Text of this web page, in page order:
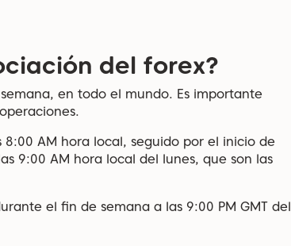
del forex?
en todo el mundo. Es importante
AM hora local, seguido por el inicio de
9:00 AM hora local del lunes, que son las
el fin de semana a las 9:00 PM GMT del